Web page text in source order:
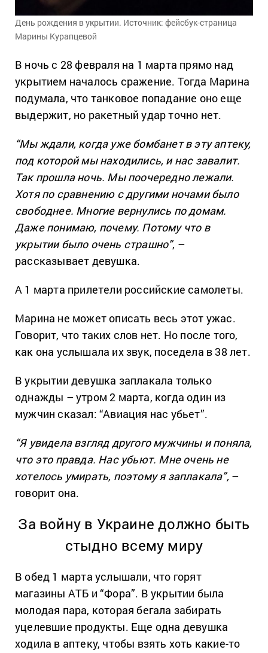
День рождения в укрытии. Источник: фейсбук-страница
Марины Курапцевой
В ночь с 28 февраля на 1 марта прямо над
укрытием началось сражение. Тогда Марина
подумала, что танковое попадание оно еще
выдержит, но ракетный удар точно нет.
“Мы ждали, когда уже бомбанет в эту аптеку,
под которой мы находились, и нас завалит.
Так прошла ночь. Мы поочередно лежали.
Хотя по сравнению с другими ночами было
свободнее. Многие вернулись по домам.
Даже понимаю, почему. Потому что в
укрытии было очень страшно”, –
рассказывает девушка.
А 1 марта прилетели российские самолеты.
Марина не может описать весь этот ужас.
Говорит, что таких слов нет. Но после того,
как она услышала их звук, поседела в 38 лет.
В укрытии девушка заплакала только
однажды – утром 2 марта, когда один из
мужчин сказал: “Авиация нас убьет”.
“Я увидела взгляд другого мужчины и поняла,
что это правда. Нас убьют. Мне очень не
хотелось умирать, поэтому я заплакала”,–
говорит она.
За войну в Украине должно быть
стыдно всему миру
В обед 1 марта услышали, что горят
магазины АТБ и “Фора”. В укрытии была
молодая пара, которая бегала забирать
уцелевшие продукты. Еще одна девушка
ходила в аптеку, чтобы взять хоть какие-то